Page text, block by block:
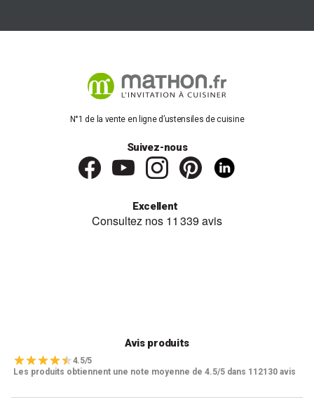
N°1 de la vente en ligne d’ustensiles de cuisine
Suivez-nous
Excellent
Avis produits
4.5/5
Les produits obtiennent une note moyenne de 4.5/5 dans 112130 avis